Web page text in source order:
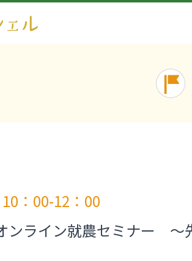
10：00-12：00
ンライン就農セミナー ～